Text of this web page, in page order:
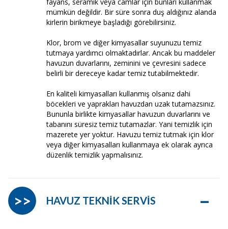
mümkün değildir. Bir süre sonra duş aldığınız alanda
kirlerin birikmeye başladığı görebilirsiniz.
Klor, brom ve diğer kimyasallar suyunuzu temiz
tutmaya yardımcı olmaktadırlar. Ancak bu maddeler
havuzun duvarlarını, zeminini ve çevresini sadece
belirli bir dereceye kadar temiz tutabilmektedir.
En kaliteli kimyasalları kullanmış olsanız dahi
böcekleri ve yaprakları havuzdan uzak tutamazsınız.
Bununla birlikte kimyasallar havuzun duvarlarını ve
tabanını süresiz temiz tutamazlar. Yani temizlik için
mazerete yer yoktur. Havuzu temiz tutmak için klor
veya diğer kimyasalları kullanmaya ek olarak ayrıca
düzenlik temizlik yapmalısınız.
HAVUZ TEKNİK SERVİS –
>>